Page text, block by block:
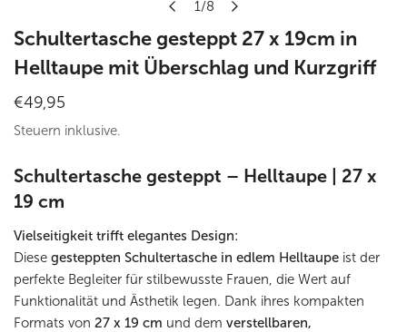
1/8
Schultertasche gesteppt 27 x 19cm in
Helltaupe mit Überschlag und Kurzgriff
Regulärer
Preis
€49,95
Steuern inklusive.
Schultertasche gesteppt – Helltaupe | 27 x
19 cm
Vielseitigkeit trifft elegantes Design:
Diese gesteppten Schultertasche in edlem Helltaupe ist der
perfekte Begleiter für stilbewusste Frauen, die Wert auf
Funktionalität und Ästhetik legen. Dank ihres kompakten
Formats von 27 x 19 cm und dem verstellbaren,